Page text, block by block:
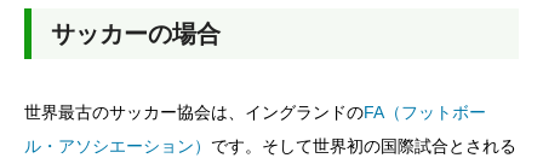
サッカーの場合
世界最古のサッカー協会は、イングランドのFA（フットボー
ル・アソシエーション） です。そして世界初の国際試合とされる